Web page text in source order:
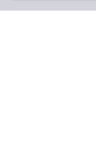
Hà Nội đi Tam Đảo